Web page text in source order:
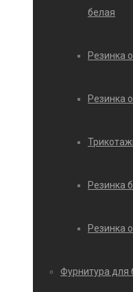
белая
Резинка
Резинка
Резинка
Резинка
Фурнитура для